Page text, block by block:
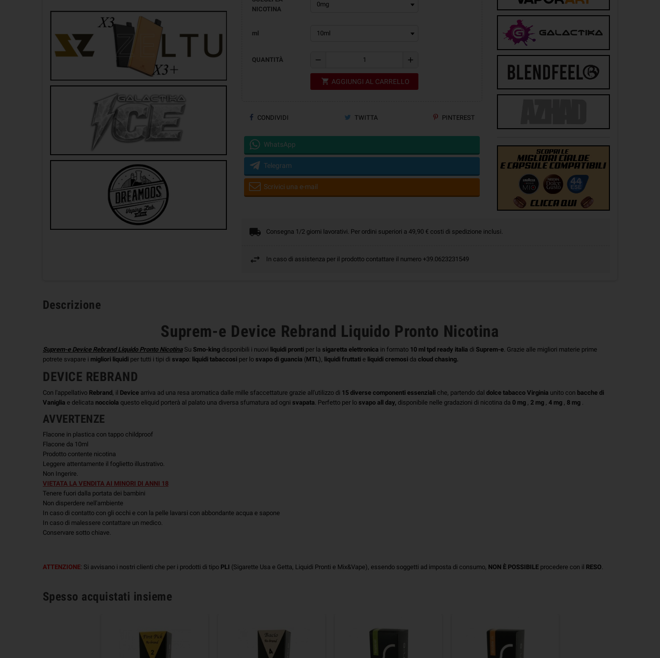
NICOTINA
ml
QUANTITÀ remove add
shopping_cart AGGIUNGI AL CARRELLO
CONDIVIDI TWITTA PINTEREST
WhatsApp
Telegram
Scrivici una e-mail
Consegna 1/2 giorni lavorativi. Per ordini superiori a 49,90 € costi di spedizione inclusi.
In caso di assistenza per il prodotto contattare il numero +39.0623231549
Descrizione
Suprem-e Device Rebrand Liquido Pronto Nicotina
Suprem-e Device Rebrand Liquido Pronto Nicotina Su Smo-king disponibili i nuovi liquidi pronti per la sigaretta elettronica in formato 10 ml tpd ready italia di Suprem-e . Grazie alle migliori materie prime
potrete svapare i migliori liquidi per tutti i tipi di svapo: liquidi tabaccosi per lo svapo di guancia (MTL), liquidi fruttati e liquidi cremosi da cloud chasing.
DEVICE REBRAND
Con l'appellativo Rebrand , il Device arriva ad una resa aromatica dalle mille sfaccettature grazie all'utilizzo di 15 diverse componenti essenziali che, partendo dal dolce tabacco Virginia unito con bacche di
Vaniglia e delicata nocciola questo eliquid porterà al palato una diversa sfumatura ad ogni svapata . Perfetto per lo svapo all day, disponibile nelle gradazioni di nicotina da 0 mg 2 mg 4 mg 8 mg
AVVERTENZE
Flacone in plastica con tappo childproof
Flacone da 10ml
Prodotto contente nicotina
Leggere attentamente il foglietto illustrativo.
Non Ingerire.
VIETATA LA VENDITA AI MINORI DI ANNI 18
Tenere fuori dalla portata dei bambini
Non disperdere nell'ambiente
In caso di contatto con gli occhi e con la pelle lavarsi con abbondante acqua e sapone
In caso di malessere contattare un medico.
Conservare sotto chiave.
ATTENZIONE: Si avvisano i nostri clienti che per i prodotti di tipo PLI (Sigarette Usa e Getta, Liquidi Pronti e Mix&Vape), essendo soggetti ad imposta di consumo, NON È POSSIBILE procedere con il RESO
Spesso acquistati insieme